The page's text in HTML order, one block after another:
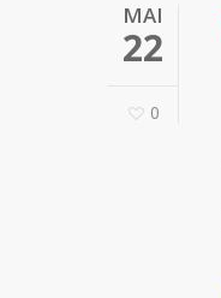
MAI
22
0